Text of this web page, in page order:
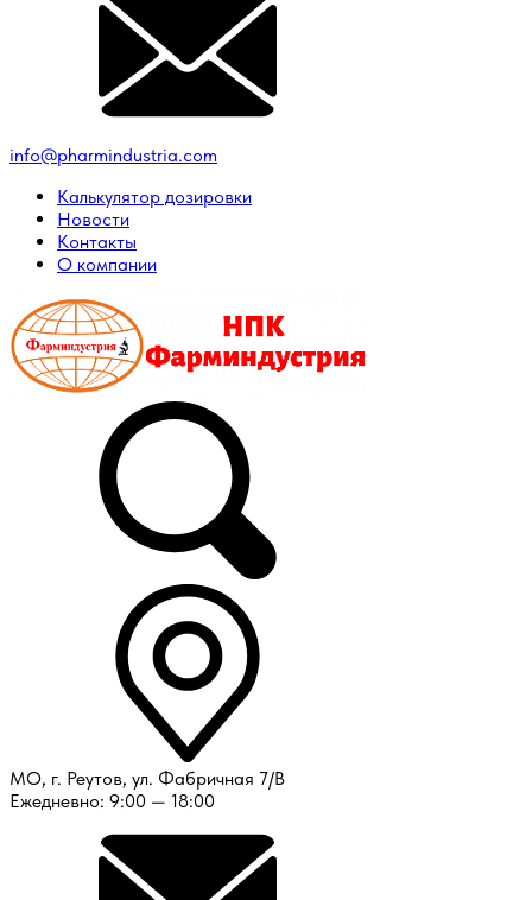
info@pharmindustria.com
Калькулятор дозировки
Новости
Контакты
О компании
МО, г. Реутов, ул. Фабричная 7/В
Ежедневно: 9:00 — 18:00